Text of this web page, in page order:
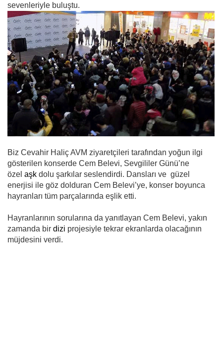
sevenleriyle buluştu.
Biz Cevahir Haliç AVM ziyaretçileri tarafından yoğun ilgi
gösterilen konserde Cem Belevi, Sevgililer Günü’ne
özel aşk dolu şarkılar seslendirdi. Dansları ve güzel
enerjisi ile göz dolduran Cem Belevi’ye, konser boyunca
hayranları tüm parçalarında eşlik etti.
Hayranlarının sorularına da yanıtlayan Cem Belevi, yakın
zamanda bir dizi projesiyle tekrar ekranlarda olacağının
müjdesini verdi.